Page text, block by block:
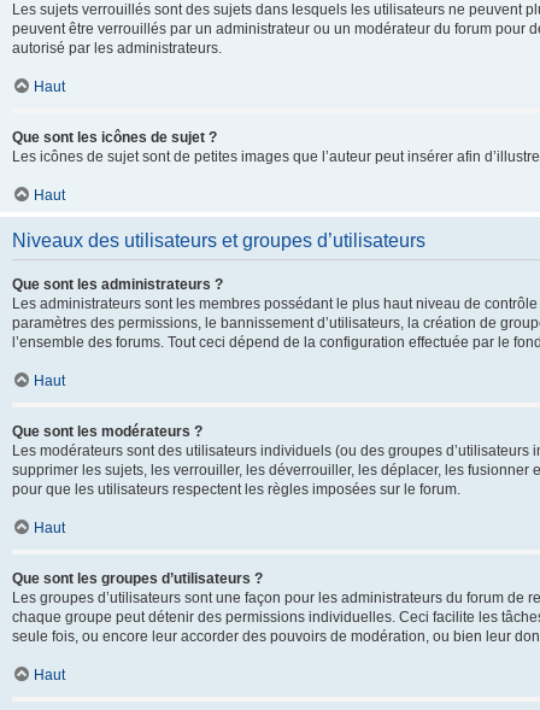
Les sujets verrouillés sont des sujets dans lesquels les utilisateurs ne peuvent
peuvent être verrouillés par un administrateur ou un modérateur du forum pour
autorisé par les administrateurs.
Haut
Que sont les icônes de sujet ?
Les icônes de sujet sont de petites images que l’auteur peut insérer afin
Haut
Niveaux des utilisateurs et groupes d’utilisateurs
Que sont les administrateurs ?
Les administrateurs sont les membres possédant le plus haut niveau de
paramètres des permissions, le bannissement d’utilisateurs, la création de
l’ensemble des forums. Tout ceci dépend de la configuration effectuée par le
Haut
Que sont les modérateurs ?
Les modérateurs sont des utilisateurs individuels (ou des groupes
supprimer les sujets, les verrouiller, les déverrouiller, les déplacer, les
pour que les utilisateurs respectent les règles imposées sur le forum.
Haut
Que sont les groupes d’utilisateurs ?
Les groupes d’utilisateurs sont une façon pour les administrateurs du forum
chaque groupe peut détenir des permissions individuelles. Ceci facilite les
seule fois, ou encore leur accorder des pouvoirs de modération, ou bien leur
Haut